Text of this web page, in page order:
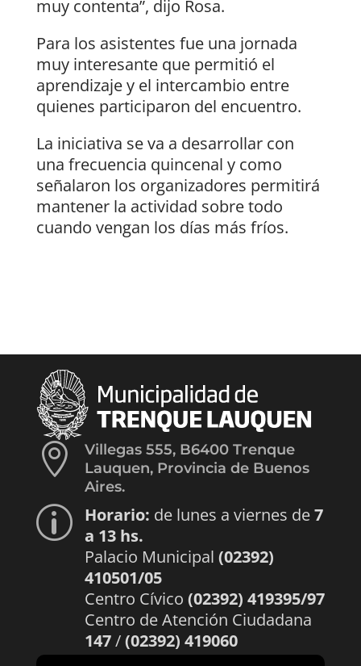
muy contenta”, dijo Rosa.
Para los asistentes fue una jornada
muy interesante que permitió el
aprendizaje y el intercambio entre
quienes participaron del encuentro.
La iniciativa se va a desarrollar con
una frecuencia quincenal y como
señalaron los organizadores permitirá
mantener la actividad sobre todo
cuando vengan los días más fríos.

Villegas 555, B6400 Trenque
Lauquen, Provincia de Buenos
Aires.
p Horario: de lunes a viernes de7
a 13 hs.
Palacio Municipal (02392)
410501/05
Centro Cívico (02392) 419395/97
Centro de Atención Ciudadana
147/(02392) 419060